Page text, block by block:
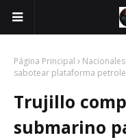
Página Principal Nacionales
sabotear plataforma
Trujillo
submarino